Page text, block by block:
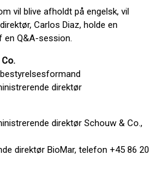
vil blive afholdt på engelsk, vil
Carlos Diaz, holde en
Q&A-session.
direktør
direktør Schouw & Co.,
direktør BioMar, telefon +45 86 20